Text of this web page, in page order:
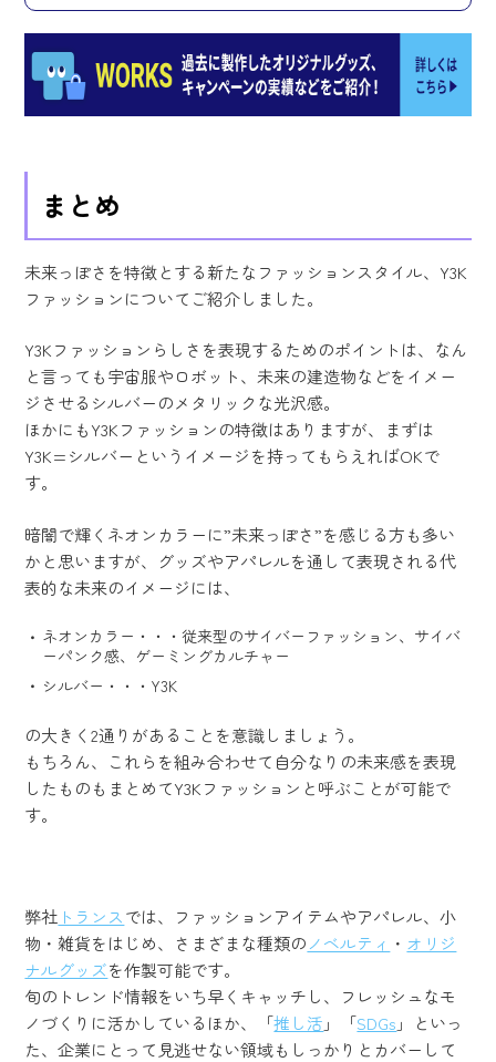
まとめ
未来っぽさを特徴とする新たなファッションスタイル、Y3K
ファッションについてご紹介しました。
Y3Kファッションらしさを表現するためのポイントは、なん
と言っても宇宙服やロボット、未来の建造物などをイメー
ジさせるシルバーのメタリックな光沢感。
ほかにもY3Kファッションの特徴はありますが、まずは
Y3K=シルバーというイメージを持ってもらえればOKで
す。
暗闇で輝くネオンカラーに”未来っぽさ”を感じる方も多い
かと思いますが、グッズやアパレルを通して表現される代
表的な未来のイメージには、
ネオンカラー・・・従来型のサイバーファッション、サイバ
ーパンク感、ゲーミングカルチャー
シルバー・・・Y3K
の大きく2通りがあることを意識しましょう。
もちろん、これらを組み合わせて自分なりの未来感を表現
したものもまとめてY3Kファッションと呼ぶことが可能で
す。
弊社 トランスでは、ファッションアイテムやアパレル、小
物・雑貨をはじめ、さまざまな種類のノベルティ ・ オリジ
ナルグッズを作製可能です。
旬のトレンド情報をいち早くキャッチし、フレッシュなモ
ノづくりに活かしているほか、「推し活 」「SDGs 」といっ
た、企業にとって見逃せない領域もしっかりとカバーして